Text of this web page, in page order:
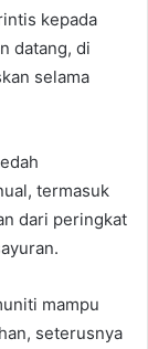
kepada
datang, di
selama
termasuk
dari peringkat
mampu
seterusnya